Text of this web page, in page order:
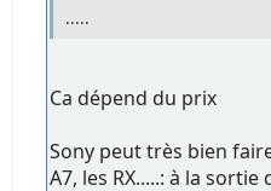
.....
Ca dépend du prix
Sony peut très bien
A7, les RX.....: à la